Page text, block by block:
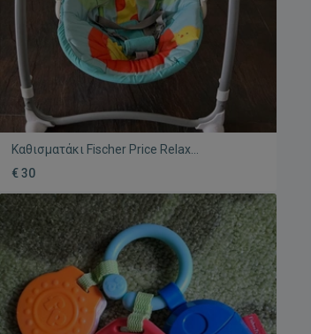
Καθισματάκι Fischer Price Relax
μεταχειρισμένο με κούνια και μουσική
€ 30